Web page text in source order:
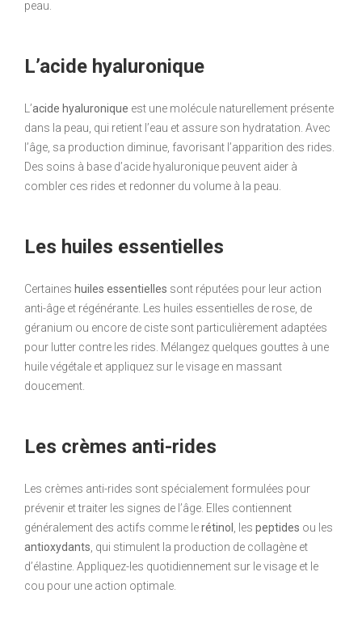
peau.
L’acide hyaluronique
L’acide hyaluronique est une molécule naturellement présente
dans la peau, qui retient l’eau et assure son hydratation. Avec
l’âge, sa production diminue, favorisant l’apparition des rides.
Des soins à base d’acide hyaluronique peuvent aider à
combler ces rides et redonner du volume à la peau.
Les huiles essentielles
Certaines huiles essentielles sont réputées pour leur action
anti-âge et régénérante. Les huiles essentielles de rose, de
géranium ou encore de ciste sont particulièrement adaptées
pour lutter contre les rides. Mélangez quelques gouttes à une
huile végétale et appliquez sur le visage en massant
doucement.
Les crèmes anti-rides
Les crèmes anti-rides sont spécialement formulées pour
prévenir et traiter les signes de l’âge. Elles contiennent
généralement des actifs comme lerétinol , les peptides ou les
antioxydants , qui stimulent la production de collagène et
d’élastine. Appliquez-les quotidiennement sur le visage et le
cou pour une action optimale.